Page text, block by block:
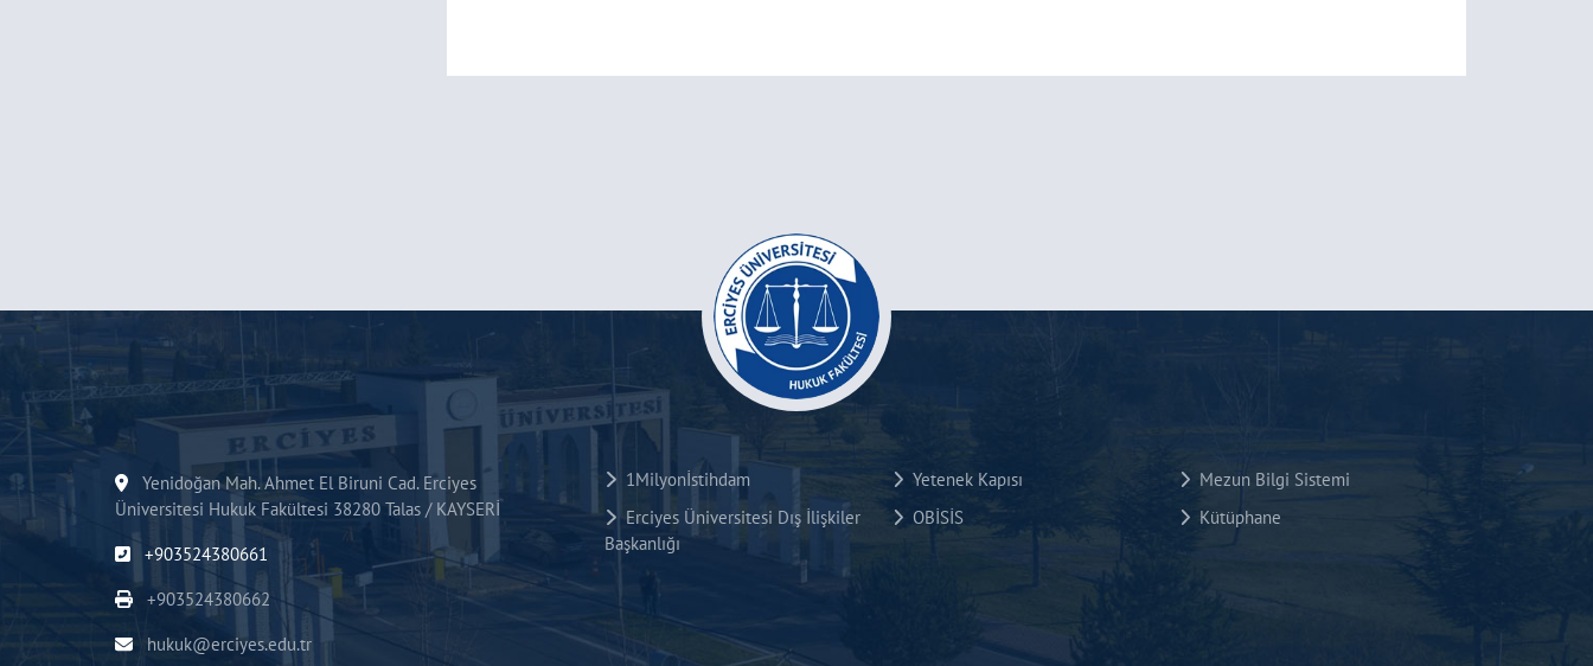
Yenidoğan Mah. Ahmet El Biruni Cad. Erciyes
Üniversitesi Hukuk Fakültesi 38280 Talas / KAYSERİ
+903524380661
+903524380662
hukuk@erciyes.edu.tr
1Milyonİstihdam Yetenek Kapısı
Mezun Bilgi Sistemi
Erciyes Üniversitesi Dış İlişkiler
Başkanlığı
OBİSİS Kütüphane